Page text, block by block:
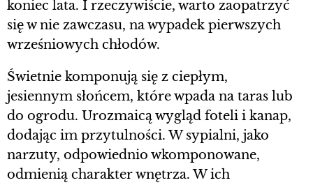
koniec lata. I rzeczywiście, warto zaopatrzyć
się w nie zawczasu, na wypadek pierwszych
wrześniowych chłodów.
Świetnie komponują się z ciepłym,
jesiennym słońcem, które wpada na taras lub
do ogrodu. Urozmaicą wygląd foteli i kanap,
dodając im przytulności. W sypialni, jako
narzuty, odpowiednio wkomponowane,
odmienią charakter wnętrza. W ich